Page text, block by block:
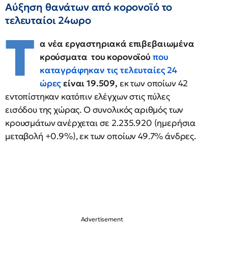
Αύξηση θανάτων από κορονοϊό το
τελευταίοι 24ωρο
Τ α νέα εργαστηριακά επιβεβαιωμένα
κρούσματα του κορονοϊού που
καταγράφηκαν τις τελευταίες 24
ώρεςείναι 19.509, εκ των οποίων 42
εντοπίστηκαν κατόπιν ελέγχων στις πύλες
εισόδου της χώρας. Ο συνολικός αριθμός των
κρουσμάτων ανέρχεται σε 2.235.920 (ημερήσια
μεταβολή +0.9%), εκ των οποίων 49.7% άνδρες.